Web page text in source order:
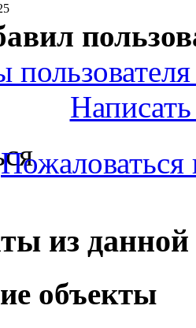
из данной
объекты